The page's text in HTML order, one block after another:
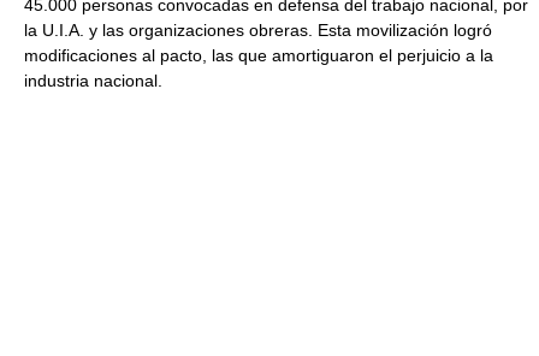
45.000 personas convocadas en defensa del trabajo nacional, por
la U.I.A. y las organizaciones obreras. Esta movilización logró
modificaciones al pacto, las que amortiguaron el perjuicio a la
industria nacional.